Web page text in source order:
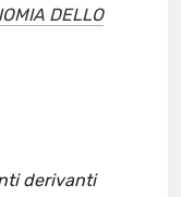
DELLO
derivanti